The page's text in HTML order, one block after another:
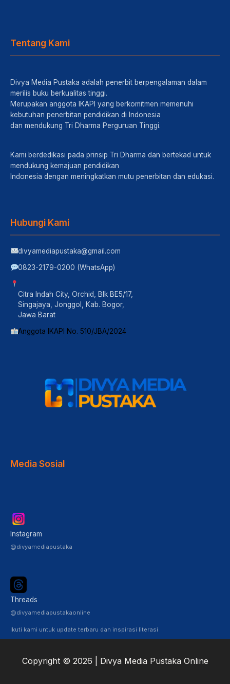
Tentang Kami
Divya Media Pustaka adalah penerbit berpengalaman dalam
merilis buku berkualitas tinggi.
Merupakan anggota IKAPI yang berkomitmen memenuhi
kebutuhan penerbitan pendidikan di Indonesia
dan mendukung Tri Dharma Perguruan Tinggi.
Kami berdedikasi pada prinsip Tri Dharma dan bertekad untuk
mendukung kemajuan pendidikan
Indonesia dengan meningkatkan mutu penerbitan dan edukasi.
Hubungi Kami
divyamediapustaka@gmail.com
0823-2179-0200 (WhatsApp)
Citra Indah City, Orchid, Blk BE5/17,
Singajaya, Jonggol, Kab. Bogor,
Jawa Barat
Anggota IKAPI No. 510/JBA/2024
Media Sosial
Instagram
@divyamediapustaka
Threads
@divyamediapustakaonline
Ikuti kami untuk update terbaru dan inspirasi literasi
Copyright © 2026 | Divya Media Pustaka Online